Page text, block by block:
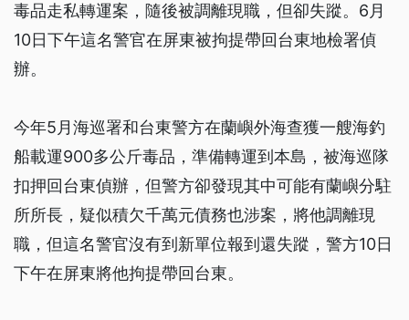
毒品走私轉運案，隨後被調離現職，但卻失蹤。6月
10日下午這名警官在屏東被拘提帶回台東地檢署偵
辦。
今年5月海巡署和台東警方在蘭嶼外海查獲一艘海釣
船載運900多公斤毒品，準備轉運到本島，被海巡隊
扣押回台東偵辦，但警方卻發現其中可能有蘭嶼分駐
所所長，疑似積欠千萬元債務也涉案，將他調離現
職，但這名警官沒有到新單位報到還失蹤，警方10日
下午在屏東將他拘提帶回台東。